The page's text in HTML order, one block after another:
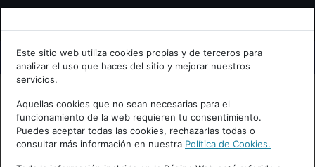
Bienvenid@ a psiquiatria.com
Escribe tu Email
Accede o regístrate con tu email.
Este sitio web utiliza cookies propias y de terceros para
analizar el uso que haces del sitio y mejorar nuestros
servicios.
Aquellas cookies que no sean necesarias para el
funcionamiento de la web requieren tu consentimiento.
Puedes aceptar todas las cookies, rechazarlas todas o
consultar más información en nuestra Política de Cookies.